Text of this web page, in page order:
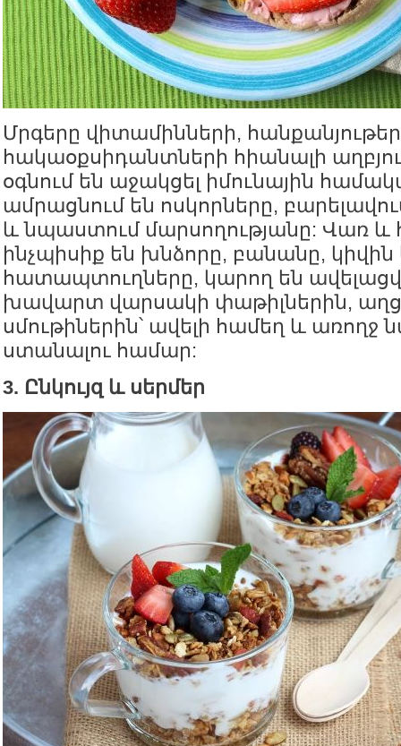
Մրգերը վիտամինների,
հակաօքսիդանտների հիանալի
օգնում են աջակցել իմունային
ամրացնում են ոսկորները,
և նպաստում մարսողությանը: Վառ և
ինչպիսիք են խնձորը, բանանը, կիվին
հատապտուղները, կարող են
խավարտ վարսակի փաթիլներին,
սմութիներին՝ ավելի համեղ և
ստանալու համար:
3. Ընկույզ և սերմեր